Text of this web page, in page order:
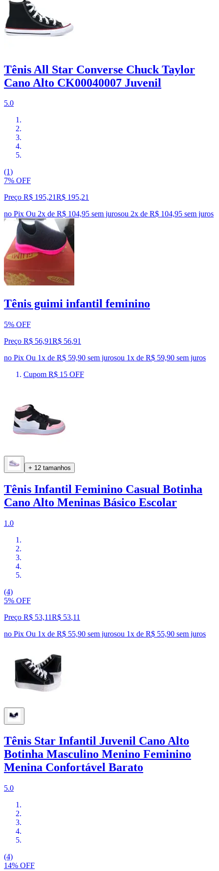
Tênis All Star Converse Chuck Taylor
Cano Alto CK00040007 Juvenil
5.0
(1)
7% OFF
Preço R$ 195,21R$ 195,21
no Pix Ou 2x de R$ 104,95 sem jurosou 2x de R$ 104,95 sem juros
Tênis guimi infantil feminino
5% OFF
Preço R$ 56,91R$ 56,91
no Pix Ou 1x de R$ 59,90 sem jurosou 1x de R$ 59,90 sem juros
Cupom R$ 15 OFF
+ 12 tamanhos
Tênis Infantil Feminino Casual Botinha
Cano Alto Meninas Básico Escolar
1.0
(4)
5% OFF
Preço R$ 53,11R$ 53,11
no Pix Ou 1x de R$ 55,90 sem jurosou 1x de R$ 55,90 sem juros
Tênis Star Infantil Juvenil Cano Alto
Botinha Masculino Menino Feminino
Menina Confortável Barato
5.0
(4)
14% OFF